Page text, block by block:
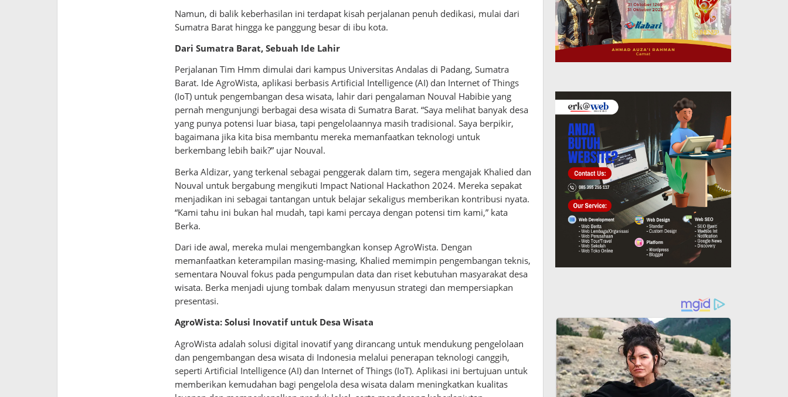
Namun, di balik keberhasilan ini terdapat kisah perjalanan penuh dedikasi, mulai dari
Sumatra Barat hingga ke panggung besar di ibu kota.
Dari Sumatra Barat, Sebuah Ide Lahir
Perjalanan Tim Hmm dimulai dari kampus Universitas Andalas di Padang, Sumatra
Barat. Ide AgroWista, aplikasi berbasis Artificial Intelligence (AI) dan Internet of Things
(IoT) untuk pengembangan desa wisata, lahir dari pengalaman Nouval Habibie yang
pernah mengunjungi berbagai desa wisata di Sumatra Barat. “Saya melihat banyak desa
yang punya potensi luar biasa, tapi pengelolaannya masih tradisional. Saya berpikir,
bagaimana jika kita bisa membantu mereka memanfaatkan teknologi untuk
berkembang lebih baik?” ujar Nouval.
Berka Aldizar, yang terkenal sebagai penggerak dalam tim, segera mengajak Khalied dan
Nouval untuk bergabung mengikuti Impact National Hackathon 2024. Mereka sepakat
menjadikan ini sebagai tantangan untuk belajar sekaligus memberikan kontribusi nyata.
“Kami tahu ini bukan hal mudah, tapi kami percaya dengan potensi tim kami,” kata
Berka.
Dari ide awal, mereka mulai mengembangkan konsep AgroWista. Dengan
memanfaatkan keterampilan masing-masing, Khalied memimpin pengembangan teknis,
sementara Nouval fokus pada pengumpulan data dan riset kebutuhan masyarakat desa
wisata. Berka menjadi ujung tombak dalam menyusun strategi dan mempersiapkan
presentasi.
AgroWista: Solusi Inovatif untuk Desa Wisata
AgroWista adalah solusi digital inovatif yang dirancang untuk mendukung pengelolaan
dan pengembangan desa wisata di Indonesia melalui penerapan teknologi canggih,
seperti Artificial Intelligence (AI) dan Internet of Things (IoT). Aplikasi ini bertujuan untuk
memberikan kemudahan bagi pengelola desa wisata dalam meningkatkan kualitas